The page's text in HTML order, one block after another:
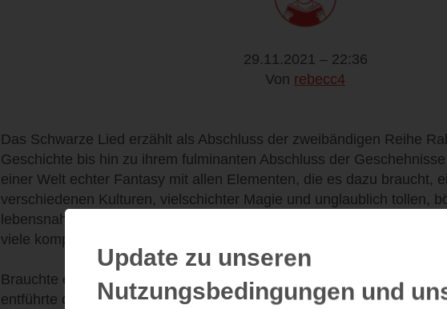
29.11.2021 – 22:36
Von rebecc4
Das Schwarze Lied erzählt als Abschluss der zweibändigen Reihe
Geschichte bis hin zu ihrem fulminanten Abschluss der
einer Welt echter Fantasy mit allen Elementen, die es dazu braucht,
verschiedenen Kulturen, vielschichter Magie und unglaublich tollen,
lebensnahen Charakteren erzählt das Buch in 592 Seiten nicht nur
viele komplexe Handlungsstränge, die sich zu einem gemeinsamen
Brauchte es beim ersten Band der Reihe Das Lied des Wolfes den
entführte dieses Buch nun von der ersten bis zur letzten Seite in eine
Update zu unseren
Nutzungsbedingungen und